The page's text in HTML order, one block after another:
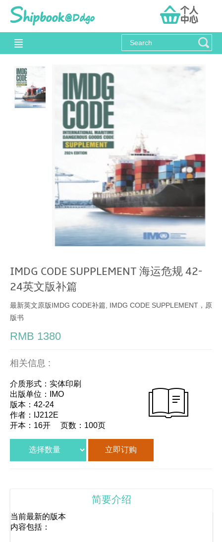
IMDG CODE SUPPLEMENT 海运危规 42-
24英文版补篇
最新英文原版IMDG CODE补篇, IMDG CODE SUPPLEMENT，原
版书
RMB 1380
相关信息 :
介质形式：实体印刷
出版单位：IMO
版本：42-24
作者：IJ212E
开本：16开 页数：100页
简要介绍
当前最新的版本
内容包括：